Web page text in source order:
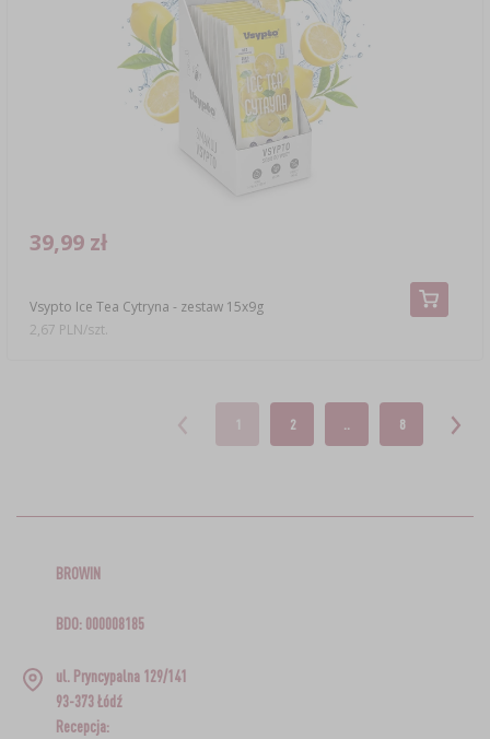
Vsypto Ice Tea Cytryna - zestaw 15x9g
39,99 zł
2,67 PLN/szt.
1 2 .. 8
BROWIN
BDO: 000008185
ul. Pryncypalna 129/141
93-373 Łódź
Recepcja: